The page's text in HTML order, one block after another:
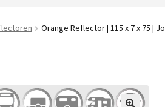
Orange Reflector | 115 x 7 x 75 |